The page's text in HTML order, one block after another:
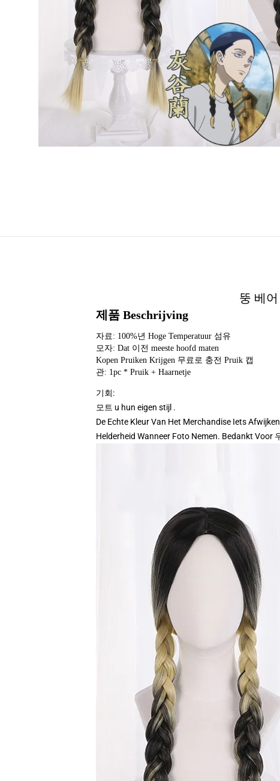
뚱 베
제품 Beschrijving
자료: 100%년 Hoge Temperatuur 섬유
모자: Dat 이전 meeste hoofd maten
Kopen Pruiken Krijgen 무료로 충전 Pruik 캡
관: 1pc * Pruik + Haarnetje
기회:
모트 u hun eigen stijl .
De Echte Kleur Van Het Merchandise Iets
Helderheid Wanneer Foto Nemen. Bedankt Voor